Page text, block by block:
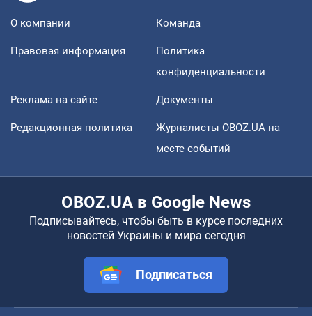
О компании Команда
Правовая информация
Политика
конфиденциальности
Реклама на сайте Документы
Редакционная политика
Журналисты OBOZ.UA на
месте событий
OBOZ.UA в Google News
Подписывайтесь, чтобы быть в курсе последних
новостей Украины и мира сегодня
Подписаться